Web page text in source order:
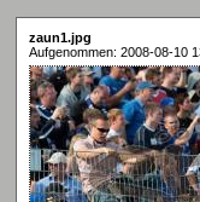
zaun1.jpg
Aufgenommen: 2008-08-10